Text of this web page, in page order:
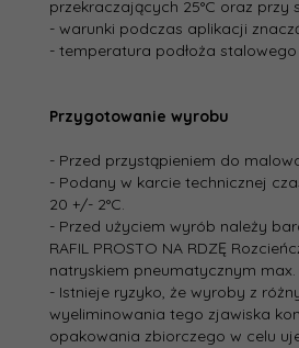
przekraczających 25°C oraz przy
- warunki podczas aplikacji
- temperatura podłoża
Przygotowanie wyrobu
- Przed przystąpieniem do
- Podany w karcie technicznej
20 +/- 2°C.
- Przed użyciem wyrób należy
RAFIL PROSTO NA RDZĘ
natryskiem pneumatycznym max.
- Istnieje ryzyko, że wyroby z
wyeliminowania tego zjawiska
opakowania zbiorczego w celu